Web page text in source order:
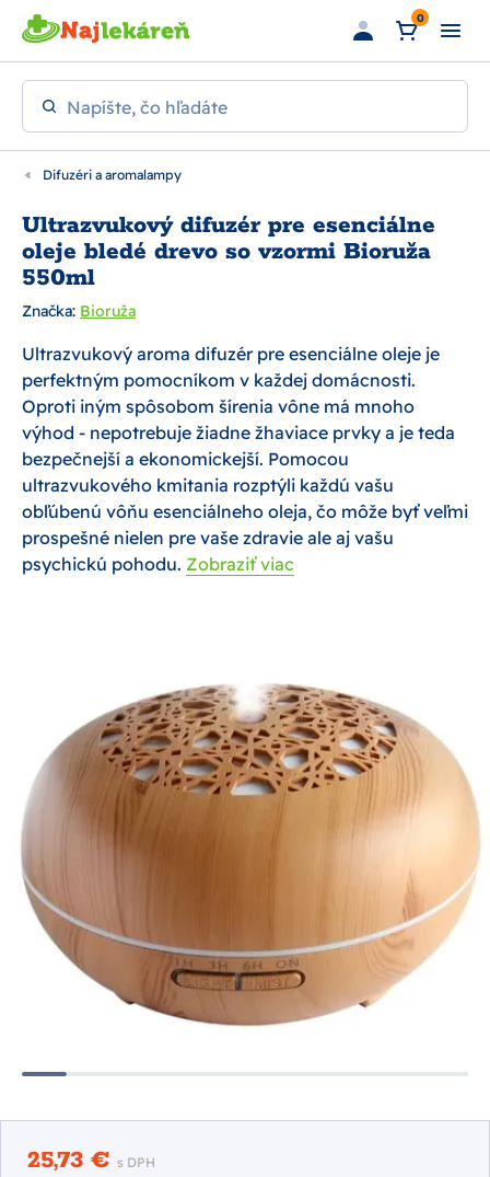
Preskočiť na hlavný obsah 0
Napíšte, čo hľadáte
Difuzéri a aromalampy
Ultrazvukový difuzér pre esenciálne
oleje bledé drevo so vzormi Bioruža
550ml
Značka: Bioruža
Ultrazvukový aroma difuzér pre esenciálne oleje je
perfektným pomocníkom v každej domácnosti.
Oproti iným spôsobom šírenia vône má mnoho
výhod - nepotrebuje žiadne žhaviace prvky a je teda
bezpečnejší a ekonomickejší. Pomocou
ultrazvukového kmitania rozptýli každú vašu
obľúbenú vôňu esenciálneho oleja, čo môže byť veľmi
prospešné nielen pre vaše zdravie ale aj vašu
psychickú pohodu. Zobraziť viac
25,73 € s DPH